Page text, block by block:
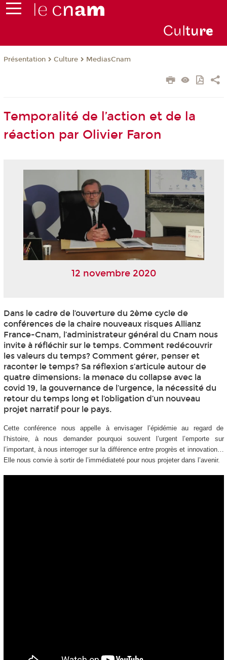
Culture
Présentation Culture MediasCnam
Temporalité de l’action et de la
réaction par Olivier Faron
12 novembre 2020
Dans le cadre de l’ouverture du 2ème cycle de
conférences de la chaire nouveaux risques Allianz
France-Cnam, l’administrateur général du Cnam nous
invite à réfléchir sur le temps. Comment redécouvrir
les valeurs du temps? Comment gérer, penser et
raconter le temps? Sa réflexion s’articule autour de
quatre dimensions: la menace du collapse avec la
covid 19, la gouvernance de l’urgence, la nécessité du
retour du temps long et l’obligation d’un nouveau
projet narratif pour le pays.
Cette conférence nous appelle à envisager l’épidémie au regard de
l’histoire, à nous demander pourquoi souvent l’urgent l’emporte sur
l’important, à nous interroger sur la différence entre progrès et innovation…
Elle nous convie à sortir de l’immédiateté pour nous projeter dans l’avenir.